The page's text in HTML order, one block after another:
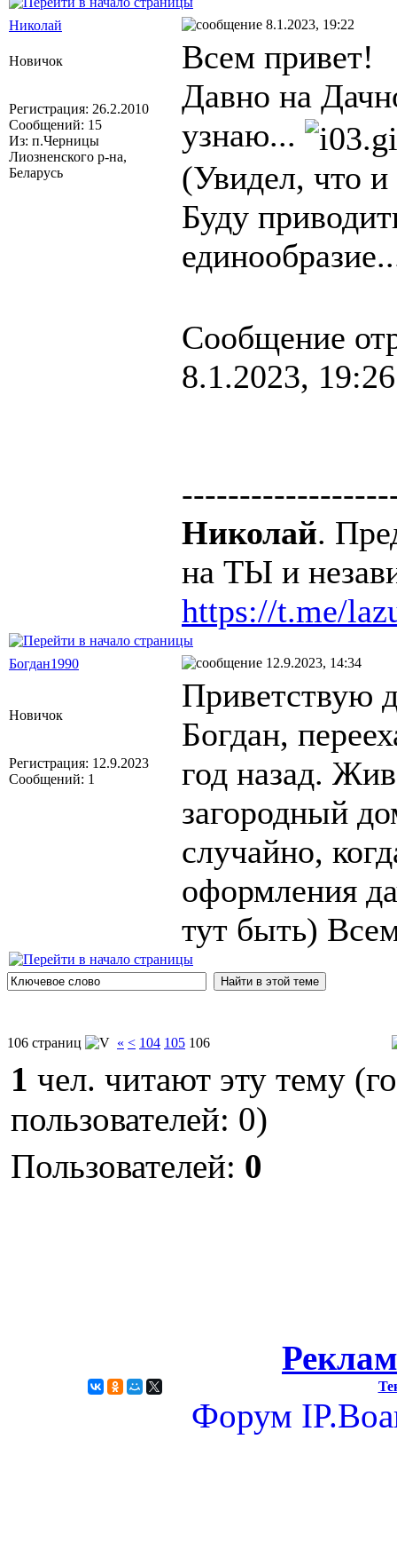
Николай 8.1.2023, 19:22
Новичок
Регистрация: 26.2.2010
Сообщений: 15
Из: п.Черницы
Лиозненского р-на,
Беларусь
Всем привет!
Давно на
узнаю...
(Увидел, что и
Буду
Сообщение
8.1.2023, 19:26
Николай.
на ТЫ и
https://t.me/
Богдан1990 12.9.2023, 14:34
Новичок
Регистрация: 12.9.2023
Сообщений: 1
Приветствую
Богдан,
год назад.
загородный
случайно,
оформления
тут быть)
106 страниц « < 104 105 106
1 чел. читают эту тему
пользователей: 0)
Пользователей: 0
Форум